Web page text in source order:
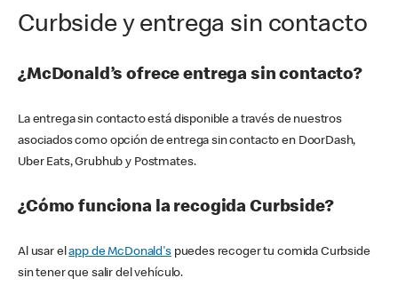
Curbside y entrega sin contacto
¿McDonald’s ofrece entrega sin contacto?
La entrega sin contacto está disponible a través de nuestros
asociados como opción de entrega sin contacto en DoorDash,
Uber Eats, Grubhub y Postmates.
¿Cómo funciona la recogida Curbside?
Al usar elapp de McDonald'spuedes recoger tu comida Curbside
sin tener que salir del vehículo.